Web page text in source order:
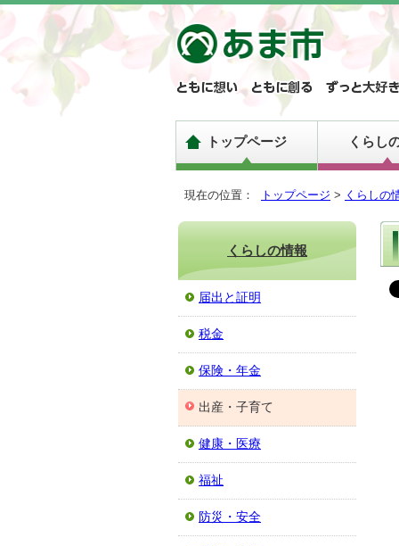
トップページ くらし
現在の位置： トップページ > くらしの
くらしの情報
届出と証明
税金
保険・年金
出産・子育て
健康・医療
福祉
防災・安全